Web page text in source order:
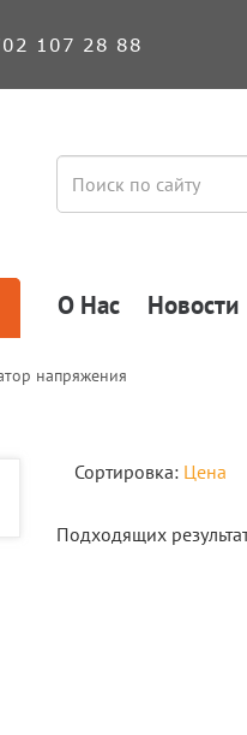
107 28 88
О Нас Новости
напряжения
Сортировка: Цена
Подходящих